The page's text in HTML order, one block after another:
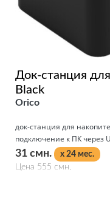
Док-станция
Black
Orico
док-станция для
подключение к ПК через
31 смн.
x 24 мес.
Цена 555 смн.